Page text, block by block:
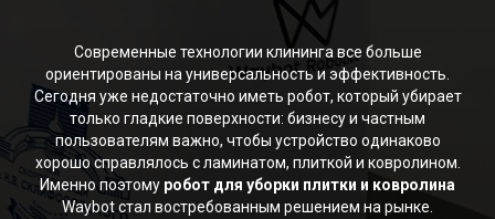
Современные технологии клининга все больше
ориентированы на универсальность и эффективность.
Сегодня уже недостаточно иметь робот, который убирает
только гладкие поверхности: бизнесу и частным
пользователям важно, чтобы устройство одинаково
хорошо справлялось с ламинатом, плиткой и ковролином.
Именно поэтому робот для уборки плитки и ковролина
Waybot стал востребованным решением на рынке.